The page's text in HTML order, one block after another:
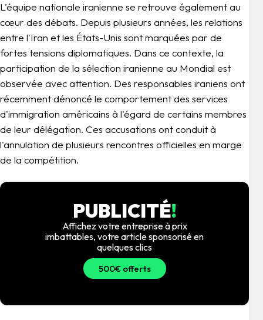
L'équipe nationale iranienne se retrouve également au
cœur des débats. Depuis plusieurs années, les relations
entre l'Iran et les États-Unis sont marquées par de
fortes tensions diplomatiques. Dans ce contexte, la
participation de la sélection iranienne au Mondial est
observée avec attention. Des responsables iraniens ont
récemment dénoncé le comportement des services
d'immigration américains à l'égard de certains membres
de leur délégation. Ces accusations ont conduit à
l'annulation de plusieurs rencontres officielles en marge
de la compétition.
PUBLICITÉ!
Affichez votre entreprise à prix
imbattables, votre article sponsorisé en
quelques clics
500€ offerts